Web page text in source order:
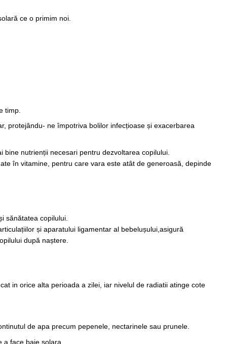
ce o primim noi.
timp.
protejându- ne împotriva bolilor infecțioase și exacerbarea
nutrienții necesari pentru dezvoltarea copilului.
în vitamine, pentru care vara este atât de generoasă, depinde
sănătatea copilului.
și aparatului ligamentar al bebelușului,asigură
după naștere.
in orice alta perioada a zilei, iar nivelul de radiatii atinge cote
de apa precum pepenele, nectarinele sau prunele.
face baie solara.